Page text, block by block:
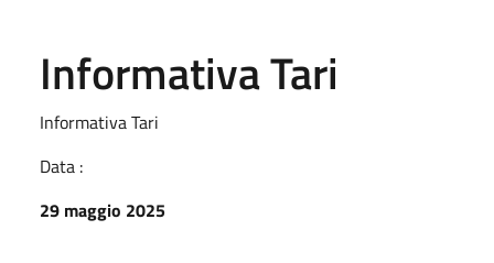
Informativa Tari
Informativa Tari
Data :
29 maggio 2025